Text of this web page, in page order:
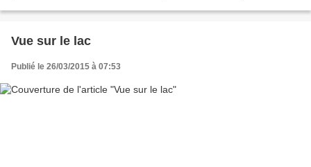
Vue sur le lac
Publié le 26/03/2015 à 07:53